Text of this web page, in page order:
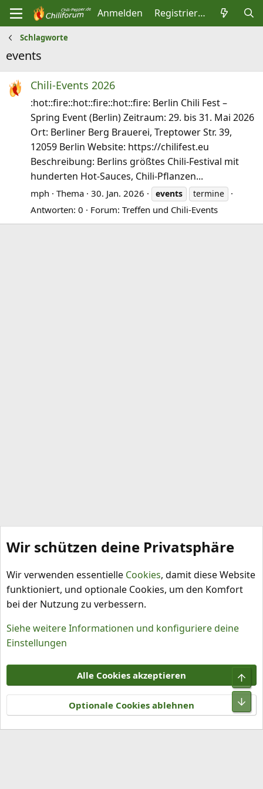
Anmelden Registrieren
Schlagworte
events
Chili-Events 2026
:hot::fire::hot::fire::hot::fire: Berlin Chili Fest –
Spring Event (Berlin) Zeitraum: 29. bis 31. Mai 2026
Ort: Berliner Berg Brauerei, Treptower Str. 39,
12059 Berlin Website: https://chilifest.eu
Beschreibung: Berlins größtes Chili‑Festival mit
hunderten Hot‑Sauces, Chili‑Pflanzen...
mph Thema 30. Jan. 2026 events termine
Antworten: 0 Forum: Treffen und Chili-Events
Schlagworte
Nutzungsbedingungen
Datenschutz
Hilfe und Impressum
R
S
S
Community platform by XenForo® © 2010-2026 XenForo Ltd.
Wir schützen deine Privatsphäre
Wir verwenden essentielle Cookies, damit diese Website
funktioniert, und optionale Cookies, um den Komfort
bei der Nutzung zu verbessern.
Siehe weitere Informationen und konfiguriere deine
Einstellungen
Alle Cookies akzeptieren
Optionale Cookies ablehnen